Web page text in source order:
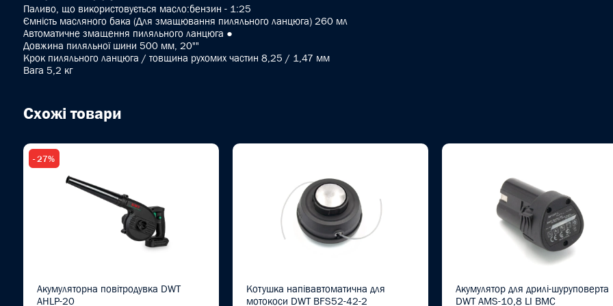
Паливо, що використовується масло:бензин - 1:25
Ємність масляного бака (Для змащювання пиляльного ланцюга) 260 мл
Автоматичне змащення пиляльного ланцюга ●
Довжина пиляльної шини 500 мм, 20""
Kрок пиляльного ланцюга / товщина рухомих частин 8,25 / 1,47 мм
Вага 5,2 кг
Схожі товари
- 27%
Акумуляторна повітродувка DWT
AHLP-20
Котушка напівавтоматична для
мотокоси DWT BFS52-42-2
Акумулятор для дрилі-шуруповерта
DWT AMS-10,8 LI BMC